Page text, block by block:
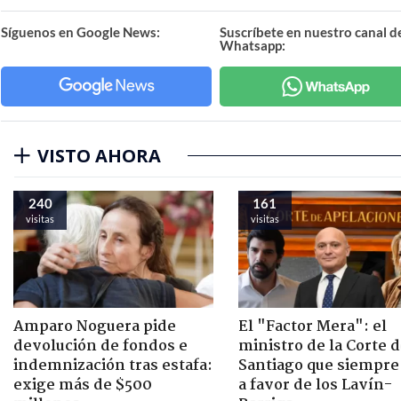
Síguenos en Google News:
Suscríbete en nuestro canal
Whatsapp:
VISTO AHORA
240
visitas
Amparo Noguera pide
devolución de fondos e
indemnización tras estafa:
exige más de $500
161
visitas
El "Factor Mera": el
ministro de la Corte
Santiago que
a favor de los Lavín-